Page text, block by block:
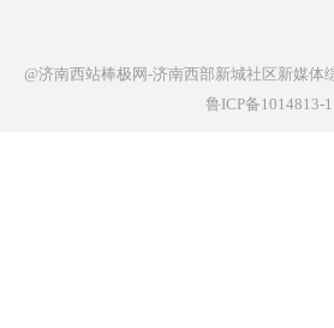
@济南西站棒极网-济南西部新城社区新媒体
鲁ICP备1014813-1